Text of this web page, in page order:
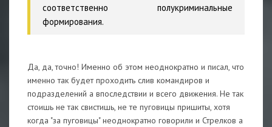
соответственно полукриминальные
формирования.
Да, да, точно! Именно об этом неоднократно и писал, что
именно так будет проходить слив командиров и
подразделений а впоследствии и всего движения. Не так
стоишь не так свистишь, не те пуговицы пришиты, хотя
когда "за пуговицы" неоднократно говорили и Стрелков а